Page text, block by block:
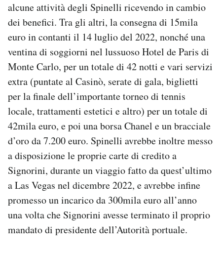
alcune attività degli Spinelli ricevendo in cambio
dei benefici. Tra gli altri, la consegna di 15mila
euro in contanti il 14 luglio del 2022, nonché una
ventina di soggiorni nel lussuoso Hotel de Paris di
Monte Carlo, per un totale di 42 notti e vari servizi
extra (puntate al Casinò, serate di gala, biglietti
per la finale dell’importante torneo di tennis
locale, trattamenti estetici e altro) per un totale di
42mila euro, e poi una borsa Chanel e un bracciale
d’oro da 7.200 euro. Spinelli avrebbe inoltre messo
a disposizione le proprie carte di credito a
Signorini, durante un viaggio fatto da quest’ultimo
a Las Vegas nel dicembre 2022, e avrebbe infine
promesso un incarico da 300mila euro all’anno
una volta che Signorini avesse terminato il proprio
mandato di presidente dell’Autorità portuale.